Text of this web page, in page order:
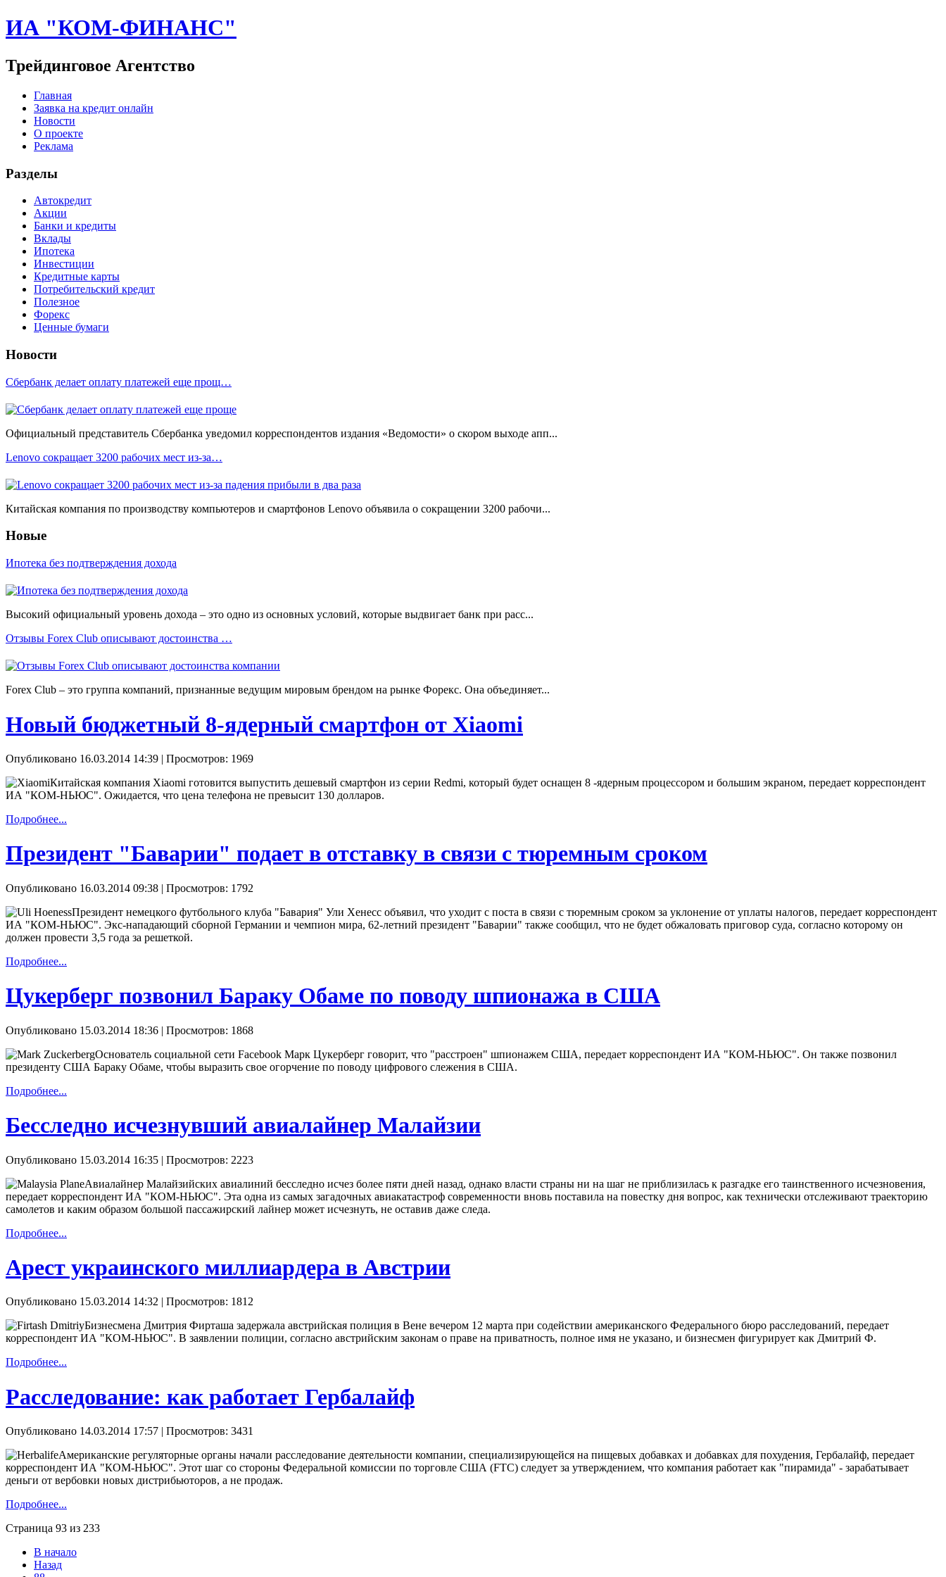
ИА "КОМ-ФИНАНС"
Трейдинговое Агентство
Главная
Заявка на кредит онлайн
Новости
О проекте
Реклама
Разделы
Автокредит
Акции
Банки и кредиты
Вклады
Ипотека
Инвестиции
Кредитные карты
Потребительский кредит
Полезное
Форекс
Ценные бумаги
Новости
Сбербанк делает оплату платежей еще прощ…
Официальный представитель Сбербанка уведомил корреспондентов издания «Ведомости» о скором выходе апп...
Lenovo сокращает 3200 рабочих мест из-за…
Китайская компания по производству компьютеров и смартфонов Lenovo объявила о сокращении 3200 рабочи...
Новые
Ипотека без подтверждения дохода
Высокий официальный уровень дохода – это одно из основных условий, которые выдвигает банк при расс...
Отзывы Forex Сlub описывают достоинства …
Forex Сlub – это группа компаний, признанные ведущим мировым брендом на рынке Форекс. Она объединяет...
Новый бюджетный 8-ядерный смартфон от Xiaomi
Опубликовано 16.03.2014 14:39 | Просмотров: 1969
Китайская компания Xiaomi готовится выпустить дешевый смартфон из серии Redmi, который будет оснащен 8 -ядерным процессором и большим экраном, передает корреспондент
ИА "КОМ-НЬЮС". Ожидается, что цена телефона не превысит 130 долларов.
Подробнее...
Президент "Баварии" подает в отставку в связи с тюремным сроком
Опубликовано 16.03.2014 09:38 | Просмотров: 1792
Президент немецкого футбольного клуба "Бавария" Ули Хенесс объявил, что уходит с поста в связи с тюремным сроком за уклонение от уплаты налогов, передает корреспондент
ИА "КОМ-НЬЮС". Экс-нападающий сборной Германии и чемпион мира, 62-летний президент "Баварии" также сообщил, что не будет обжаловать приговор суда, согласно которому он
должен провести 3,5 года за решеткой.
Подробнее...
Цукерберг позвонил Бараку Обаме по поводу шпионажа в США
Опубликовано 15.03.2014 18:36 | Просмотров: 1868
Основатель социальной сети Facebook Марк Цукерберг говорит, что "расстроен" шпионажем США, передает корреспондент ИА "КОМ-НЬЮС". Он также позвонил
президенту США Бараку Обаме, чтобы выразить свое огорчение по поводу цифрового слежения в США.
Подробнее...
Бесследно исчезнувший авиалайнер Малайзии
Опубликовано 15.03.2014 16:35 | Просмотров: 2223
Авиалайнер Малайзийских авиалиний бесследно исчез более пяти дней назад, однако власти страны ни на шаг не приблизилась к разгадке его таинственного исчезновения,
передает корреспондент ИА "КОМ-НЬЮС". Эта одна из самых загадочных авиакатастроф современности вновь поставила на повестку дня вопрос, как технически отслеживают траекторию
самолетов и каким образом большой пассажирский лайнер может исчезнуть, не оставив даже следа.
Подробнее...
Арест украинского миллиардера в Австрии
Опубликовано 15.03.2014 14:32 | Просмотров: 1812
Бизнесмена Дмитрия Фирташа задержала австрийская полиция в Вене вечером 12 марта при содействии американского Федерального бюро расследований, передает
корреспондент ИА "КОМ-НЬЮС". В заявлении полиции, согласно австрийским законам о праве на приватность, полное имя не указано, и бизнесмен фигурирует как Дмитрий Ф.
Подробнее...
Расследование: как работает Гербалайф
Опубликовано 14.03.2014 17:57 | Просмотров: 3431
Американские регуляторные органы начали расследование деятельности компании, специализирующейся на пищевых добавках и добавках для похудения, Гербалайф, передает
корреспондент ИА "КОМ-НЬЮС". Этот шаг со стороны Федеральной комиссии по торговле США (FTC) следует за утверждением, что компания работает как "пирамида" - зарабатывает
деньги от вербовки новых дистрибьюторов, а не продаж.
Подробнее...
Страница 93 из 233
В начало
Назад